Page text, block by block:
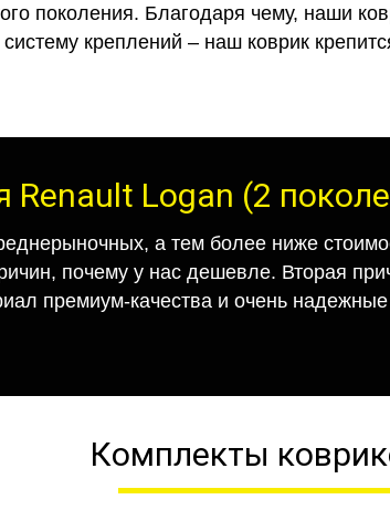
поколения. Благодаря чему, наши
креплений – наш коврик
Renault Logan (2
а тем более ниже
почему у нас дешевле. Вторая
премиум-качества и очень
Комплекты